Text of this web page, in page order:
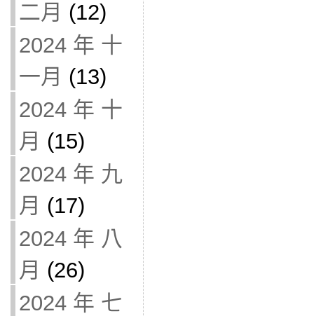
二月 (12)
2024 年 十
一月 (13)
2024 年 十
月 (15)
2024 年 九
月 (17)
2024 年 八
月 (26)
2024 年 七